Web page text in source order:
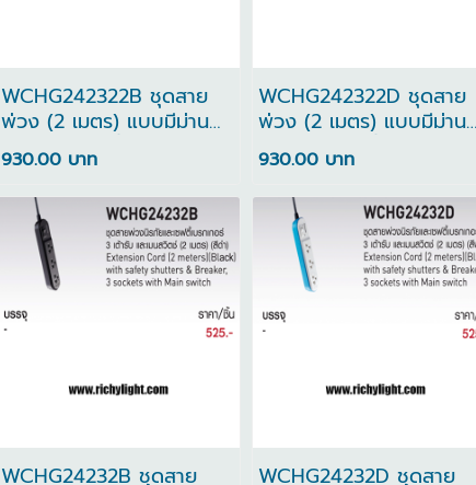
WCHG242322B ชุดสาย
พ่วง (2 เมตร) แบบมีม่าน
นิรภัยและเซฟตี้เบรกเกอร์ 3
เต้ารับ พร้อมเต้ารับ USB
930.00 บาท
WCHG242322D ชุดสาย
พ่วง (2 เมตร) แบบมีม่าน
นิรภัยและเซฟตี้เบรกเกอร์ 3
เต้ารับ พร้อมเต้ารับ USB
930.00 บาท
WCHG24232B ชุดสาย
WCHG24232D ชุดสาย